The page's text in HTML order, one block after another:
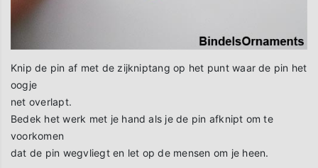
Knip de pin af met de zijkniptang op het punt waar de pin het
oogje
net overlapt.
Bedek het werk met je hand als je de pin afknipt om te
voorkomen
dat de pin wegvliegt en let op de mensen om je heen.